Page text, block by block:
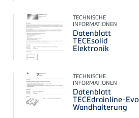
TECHNISCHE
INFORMATIONEN
Datenblatt
TECEsolid
Elektronik
TECHNISCHE
INFORMATIONEN
Datenblatt
TECEdrainline-Evo
Wandhalterung